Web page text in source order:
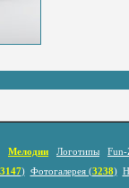
Мелодии Логотипы
Fun-
3147) Фотогалерея (3238)